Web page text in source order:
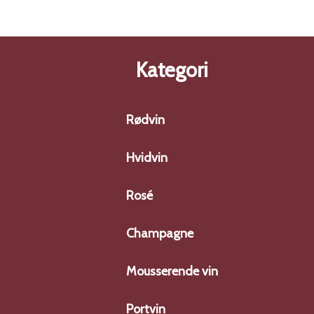
Kategori
Rødvin
Hvidvin
Rosé
Champagne
Mousserende vin
Portvin